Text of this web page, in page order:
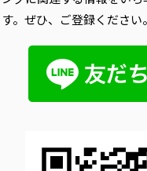
す。ぜひ、ご登録ください。